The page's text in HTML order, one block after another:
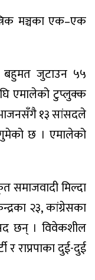
मञ्चका एक–एक
बहुमत जुटाउन ५५
एमालेको टुप्लुक्क
१३ सांसदले
छ । एमालेको
समाजवादी मिल्दा
२३, कांग्रेसका
छन् । विवेकशील
र राप्रपाका दुई-दुई